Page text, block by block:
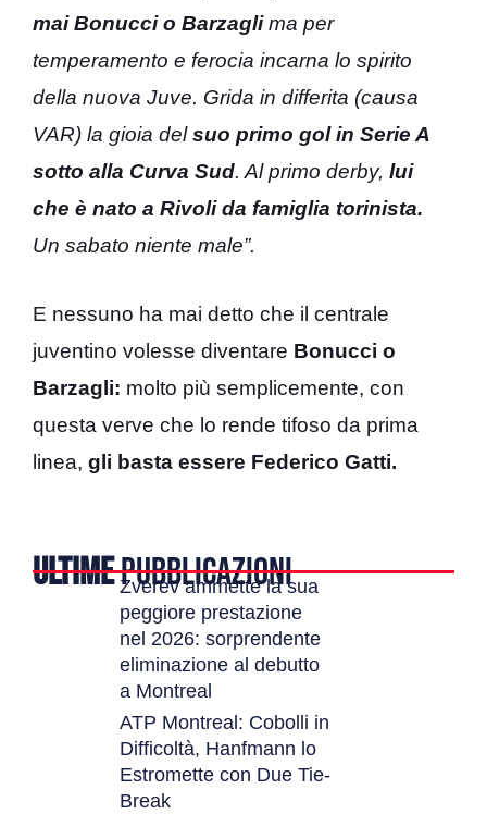
mai Bonucci o Barzaglima per
temperamento e ferocia incarna lo spirito
della nuova Juve. Grida in differita (causa
VAR) la gioia delsuo primo gol in Serie A
sotto alla Curva Sud. Al primo derby, lui
che è nato a Rivoli da famiglia torinista.
Un sabato niente male”.
E nessuno ha mai detto che il centrale
juventino volesse diventare Bonucci o
Barzagli: molto più semplicemente, con
questa verve che lo rende tifoso da prima
linea, gli basta essere Federico Gatti.
ULTIMEPUBBLICAZIONI
Zverev ammette la sua
peggiore prestazione
nel 2026: sorprendente
eliminazione al debutto
a Montreal
ATP Montreal: Cobolli in
Difficoltà, Hanfmann lo
Estromette con Due Tie-
Break